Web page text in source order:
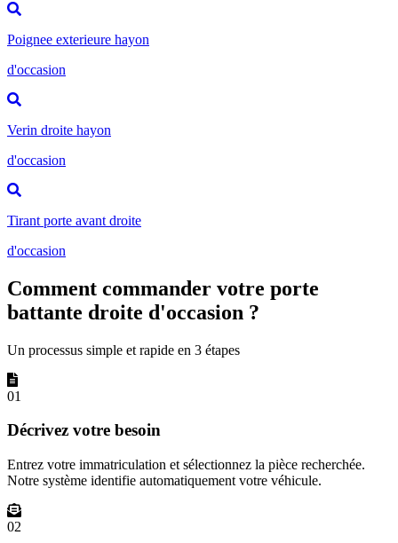
Poignee exterieure hayon
d'occasion
Verin droite hayon
d'occasion
Tirant porte avant droite
d'occasion
Comment commander votre porte
battante droite d'occasion ?
Un processus simple et rapide en 3 étapes
01
Décrivez votre besoin
Entrez votre immatriculation et sélectionnez la pièce recherchée.
Notre système identifie automatiquement votre véhicule.
02